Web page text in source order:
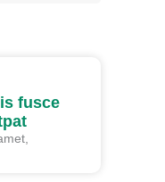
fusce